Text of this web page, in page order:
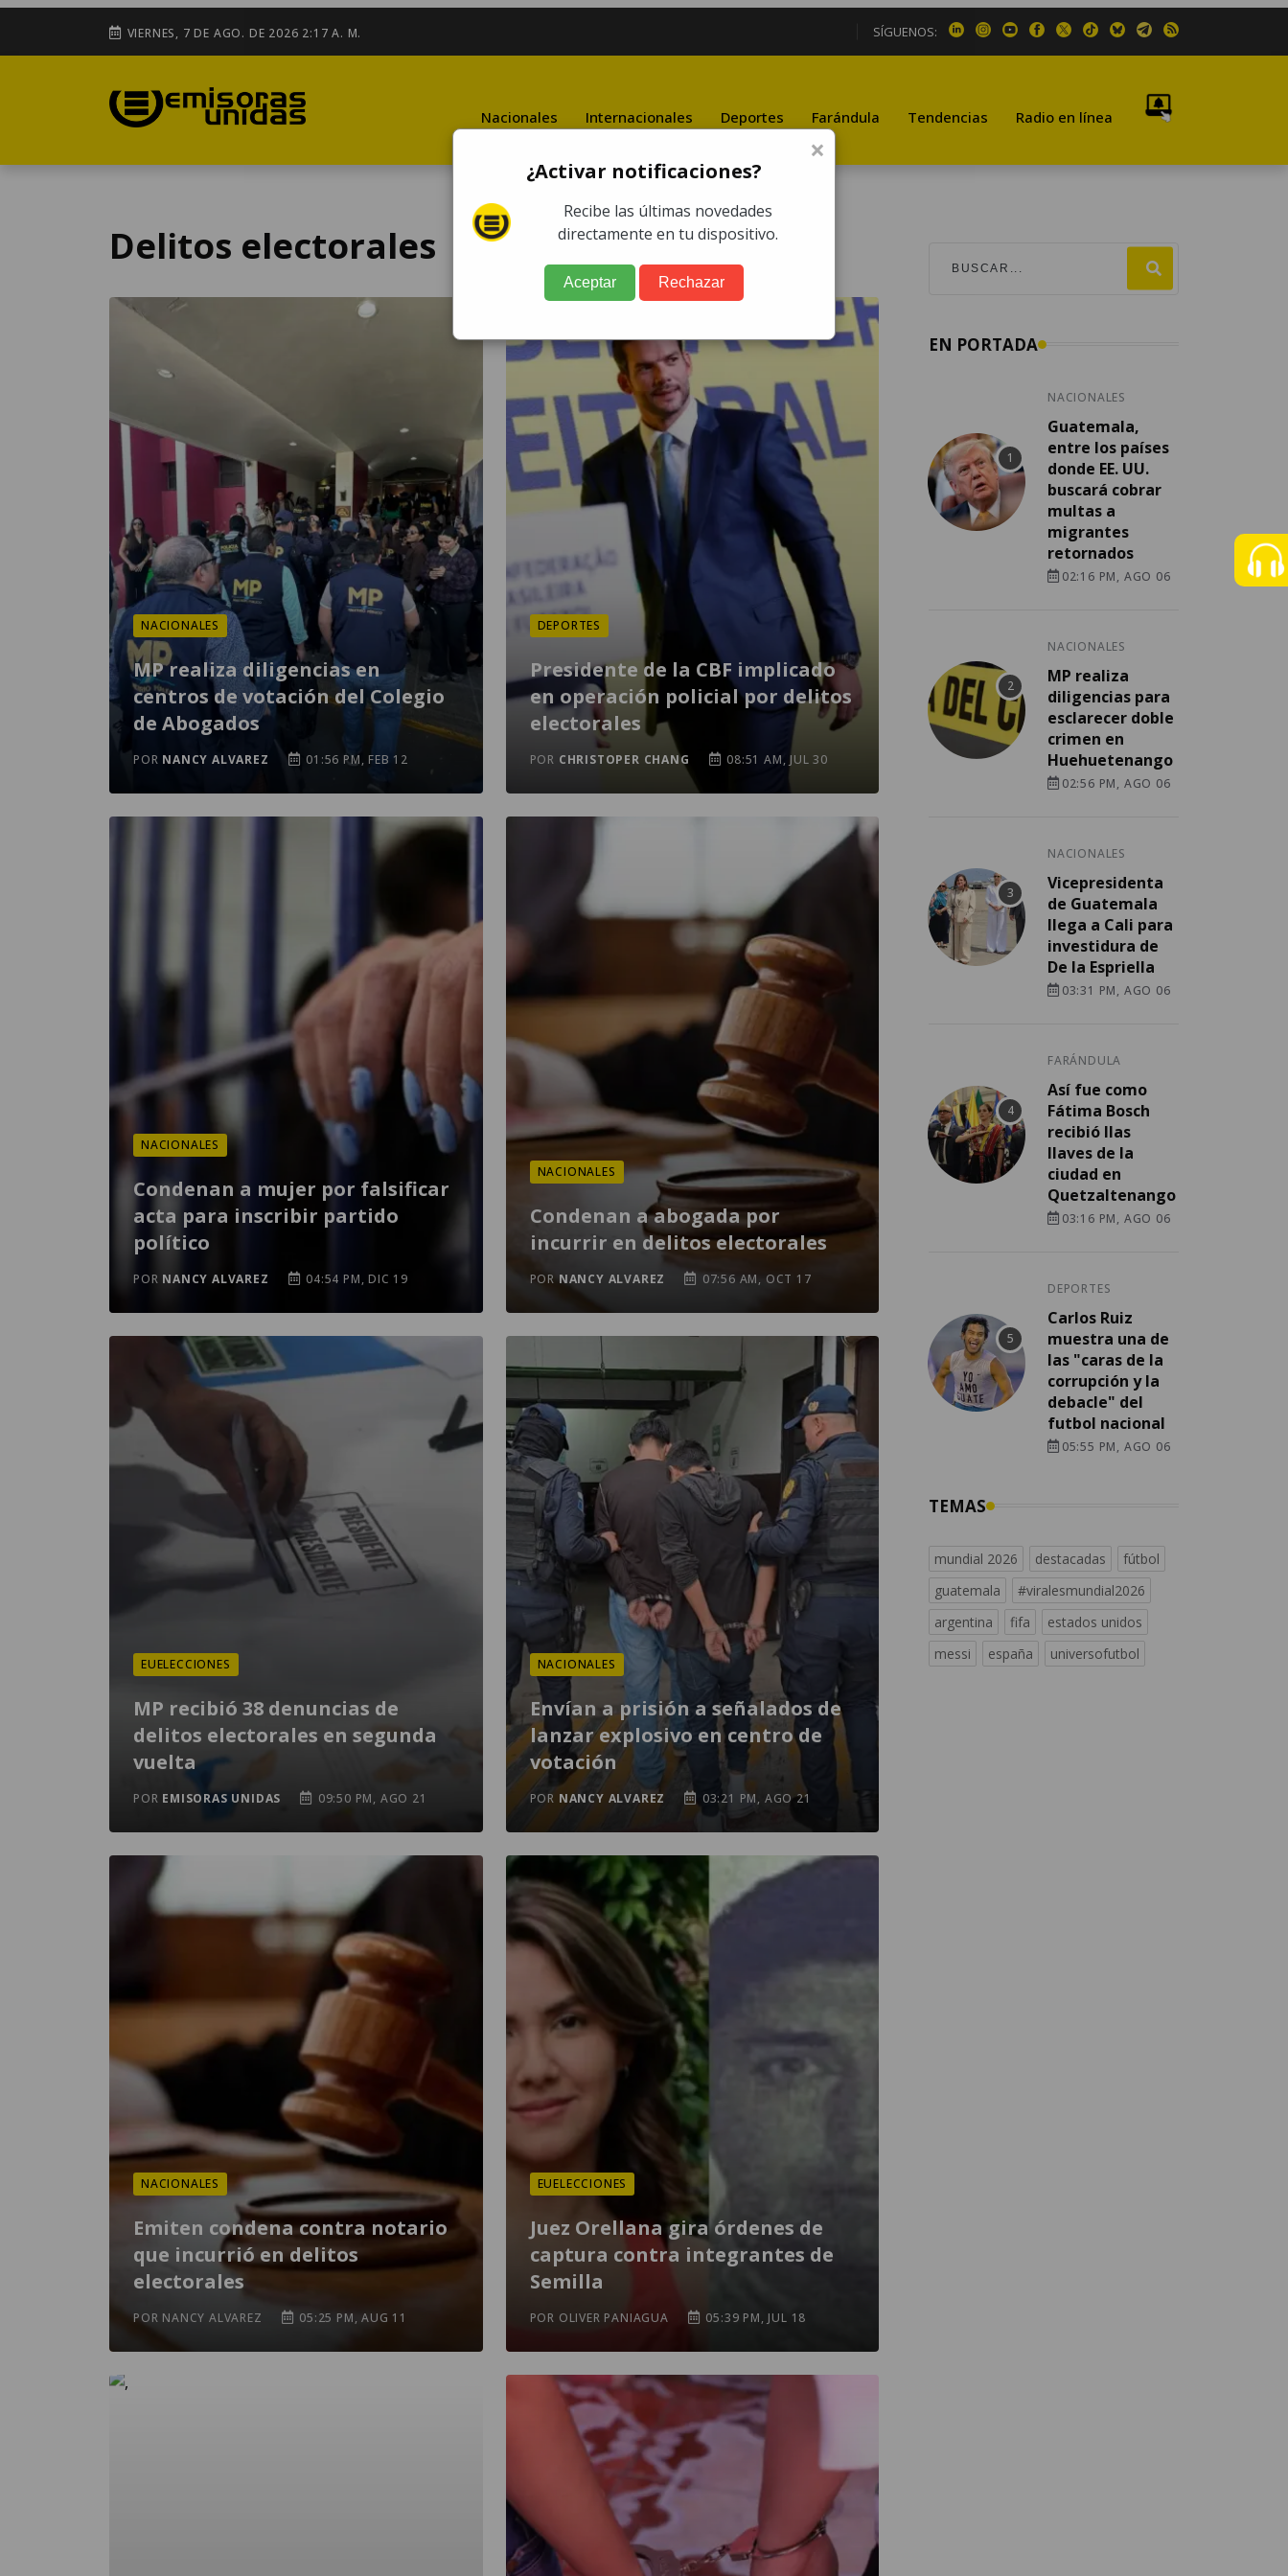
VIERNES, 7 DE AGO. DE 2026 2:17 A. M. SÍGUENOS:
Nacionales Internacionales Deportes Farándula Tendencias Radio en línea
Delitos electorales
NACIONALES
MP realiza diligencias en
centros de votación del Colegio
de Abogados
POR NANCY ALVAREZ 01:56 PM, FEB 12
DEPORTES
Presidente de la CBF implicado
en operación policial por delitos
electorales
POR CHRISTOPER CHANG 08:51 AM, JUL 30
NACIONALES
Condenan a mujer por falsificar
acta para inscribir partido
político
POR NANCY ALVAREZ 04:54 PM, DIC 19
NACIONALES
Condenan a abogada por
incurrir en delitos electorales
PORNANCY ALVAREZ 07:56 AM, OCT 17
EUELECCIONES
MP recibió 38 denuncias de
delitos electorales en segunda
vuelta
POR EMISORAS UNIDAS 09:50 PM, AGO 21
NACIONALES
Envían a prisión a señalados de
lanzar explosivo en centro de
votación
POR NANCY ALVAREZ 03:21 PM, AGO 21
NACIONALES
Emiten condena contra notario
que incurrió en delitos
electorales
POR NANCY ALVAREZ 05:25 PM, AUG 11
EUELECCIONES
Juez Orellana gira órdenes de
captura contra integrantes de
Semilla
POR OLIVER PANIAGUA 05:39 PM, JUL 18
EN PORTADA
NACIONALES
Guatemala,
entre los países
donde EE. UU.
buscará cobrar
multas a
migrantes
retornados
02:16 PM, AGO 06
NACIONALES
MP realiza
diligencias para
esclarecer doble
crimen en
Huehuetenango
02:56 PM, AGO 06
NACIONALES
Vicepresidenta
de Guatemala
llega a Cali para
investidura de
De la Espriella
03:31 PM, AGO 06
FARÁNDULA
Así fue como
Fátima Bosch
recibió llas
llaves de la
ciudad en
Quetzaltenango
03:16 PM, AGO 06
DEPORTES
Carlos Ruiz
muestra una de
las "caras de la
corrupción y la
debacle" del
futbol nacional
05:55 PM, AGO 06
TEMAS
mundial 2026 destacadas
fútbol
guatemala
#viralesmundial2026
argentina
fifa
estados unidos
messi
españa universofutbol
×
¿Activar notificaciones?
Recibe las últimas novedades
directamente en tu dispositivo.
Aceptar Rechazar